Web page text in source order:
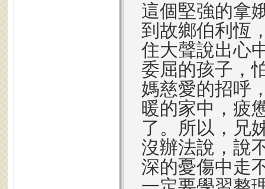
這個堅強的拿
到故鄉伯利恆
住大聲說出心
委屈的孩子，
媽慈愛的招呼
暖的家中，疲
了。所以，兄
沒辦法說，說
深的憂傷中走